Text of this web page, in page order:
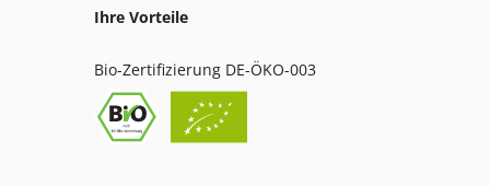
Ihre Vorteile
Bio-Zertifizierung DE-ÖKO-003